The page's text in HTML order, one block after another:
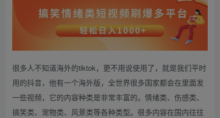
很多人不知道海外的tiktok，更不用说使用了，就是我们平时
用的抖音，他有一个海外版，全世界很多国家都会在里面发
一些视频，它的内容种类是非常丰富的。情绪类、伤感类、
搞笑类、宠物类、风景类等各种类型。很多内容在国内往往